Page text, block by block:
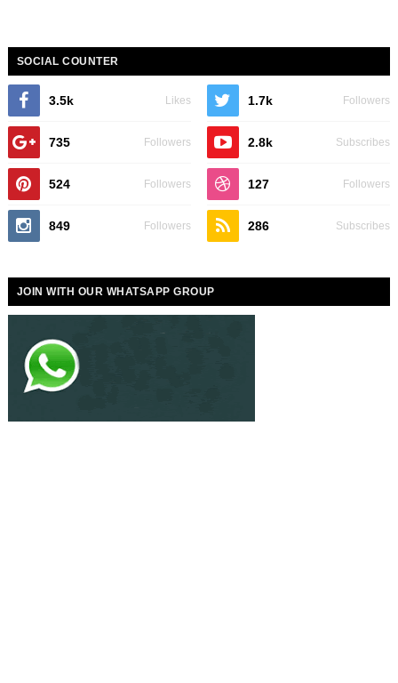
SOCIAL COUNTER
3.5k Likes 1.7k Followers
735 Followers 2.8k Subscribes
524 Followers 127 Followers
849 Followers 286 Subscribes
JOIN WITH OUR WHATSAPP GROUP